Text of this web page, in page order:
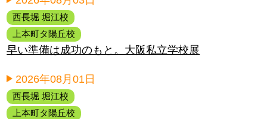
西長堀 堀江校
上本町タ陽丘校
早い準備は成功のもと。大阪私立学校展
2026年08月01日
西長堀 堀江校
上本町タ陽丘校